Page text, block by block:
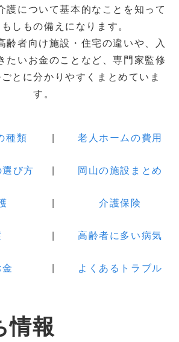
護について基本的なことを知って
しもの備えになります。
齢者向け施設・住宅の違いや、入
たいお金のことなど、専門家監修
とに分かりやすくまとめていま
す。
種類 老人ホームの費用
び方 岡山の施設まとめ
介護保険
高齢者に多い病気
よくあるトラブル
情報